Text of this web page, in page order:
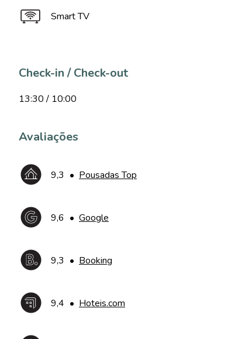
Smart TV
Check-in / Check-out
13:30 / 10:00
Avaliações
9,3 • Pousadas Top
9,6 • Google
9,3 • Booking
9,4 • Hoteis.com